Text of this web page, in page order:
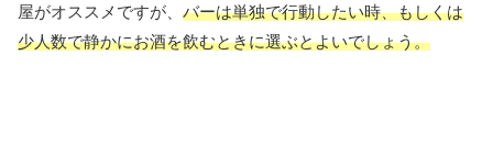
屋がオススメですが、 バーは単独で行動したい時、もしくは
少人数で静かにお酒を飲むときに選ぶとよいでしょう。